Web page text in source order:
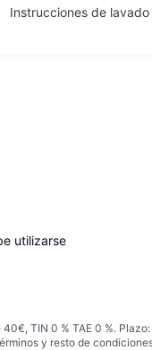
Instrucciones de lavado
utilizarse
TIN 0 % TAE 0 %.
y resto de